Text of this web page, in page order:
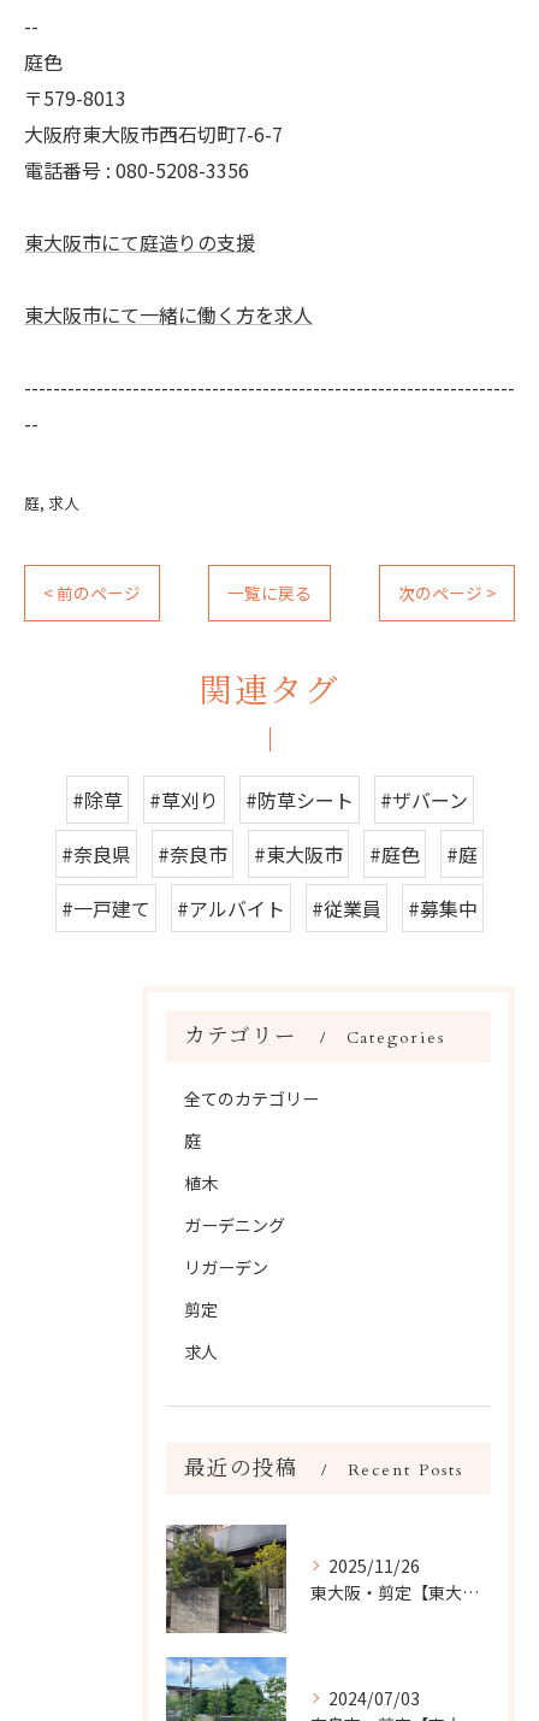
--
庭色
〒579-8013
大阪府東大阪市西石切町7-6-7
電話番号 : 080-5208-3356
東大阪市にて庭造りの支援
東大阪市にて一緒に働く方を求人
--------------------------------------------------------------------
--
庭 求人
< 前のページ 一覧に戻る 次のページ >
関連タグ
#除草 #草刈り #防草シート
#ザバーン
#奈良県
#奈良市 #東大阪市 #庭色
#庭
#一戸建て
#アルバイト #従業員 #募集中
カテゴリー Categories
全てのカテゴリー
庭
植木
ガーデニング
リガーデン
剪定
求人
最近の投稿 Recent Posts
2025/11/26
東大阪・剪定【東大阪市・地域密着の庭色】
2024/07/03